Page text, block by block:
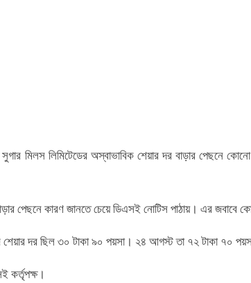
মিলস লিমিটেডের অস্বাভাবিক শেয়ার দর বাড়ার পেছনে
পেছনে কারণ জানতে চেয়ে ডিএসই নোটিস পাঠায়। এর
শেয়ার দর ছিল ৩০ টাকা ৯০ পয়সা। ২৪ আগস্ট তা ৭২ টাকা ৭০
কর্তৃপক্ষ।